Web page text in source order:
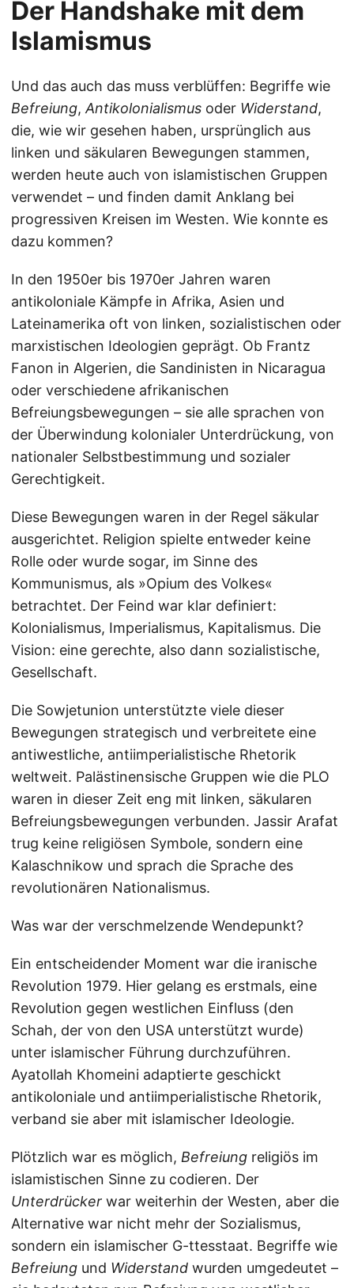
Der Handshake mit dem
Islamismus
Und das auch das muss verblüffen: Begriffe wie
Befreiung, Antikolonialismus oder Widerstand,
die, wie wir gesehen haben, ursprünglich aus
linken und säkularen Bewegungen stammen,
werden heute auch von islamistischen Gruppen
verwendet – und finden damit Anklang bei
progressiven Kreisen im Westen. Wie konnte es
dazu kommen?
In den 1950er bis 1970er Jahren waren
antikoloniale Kämpfe in Afrika, Asien und
Lateinamerika oft von linken, sozialistischen oder
marxistischen Ideologien geprägt. Ob Frantz
Fanon in Algerien, die Sandinisten in Nicaragua
oder verschiedene afrikanischen
Befreiungsbewegungen – sie alle sprachen von
der Überwindung kolonialer Unterdrückung, von
nationaler Selbstbestimmung und sozialer
Gerechtigkeit.
Diese Bewegungen waren in der Regel säkular
ausgerichtet. Religion spielte entweder keine
Rolle oder wurde sogar, im Sinne des
Kommunismus, als »Opium des Volkes«
betrachtet. Der Feind war klar definiert:
Kolonialismus, Imperialismus, Kapitalismus. Die
Vision: eine gerechte, also dann sozialistische,
Gesellschaft.
Die Sowjetunion unterstützte viele dieser
Bewegungen strategisch und verbreitete eine
antiwestliche, antiimperialistische Rhetorik
weltweit. Palästinensische Gruppen wie die PLO
waren in dieser Zeit eng mit linken, säkularen
Befreiungsbewegungen verbunden. Jassir Arafat
trug keine religiösen Symbole, sondern eine
Kalaschnikow und sprach die Sprache des
revolutionären Nationalismus.
Was war der verschmelzende Wendepunkt?
Ein entscheidender Moment war die iranische
Revolution 1979. Hier gelang es erstmals, eine
Revolution gegen westlichen Einfluss (den
Schah, der von den USA unterstützt wurde)
unter islamischer Führung durchzuführen.
Ayatollah Khomeini adaptierte geschickt
antikoloniale und antiimperialistische Rhetorik,
verband sie aber mit islamischer Ideologie.
Plötzlich war es möglich, Befreiung religiös im
islamistischen Sinne zu codieren. Der
Unterdrücker war weiterhin der Westen, aber die
Alternative war nicht mehr der Sozialismus,
sondern ein islamischer G-ttesstaat. Begriffe wie
Befreiung und Widerstand wurden umgedeutet –